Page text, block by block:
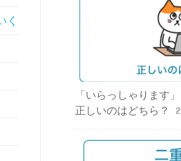
く
「いらっしゃります
正しいのはどちら？